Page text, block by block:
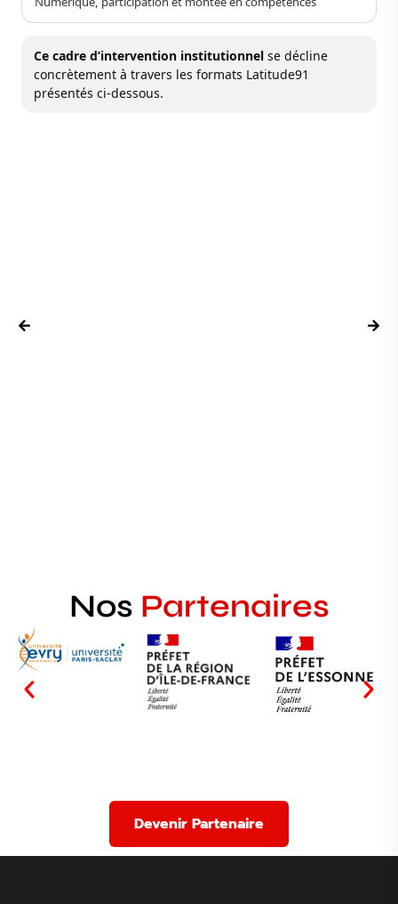
Ce cadre d’intervention institutionnel se décline
concrètement à travers les formats Latitude91
présentés ci-dessous.
Nos Partenaires
Devenir Partenaire